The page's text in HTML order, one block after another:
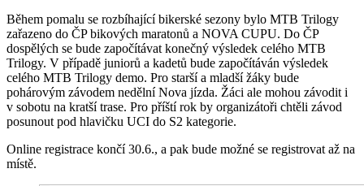
Během pomalu se rozbíhající bikerské sezony bylo MTB Trilogy
zařazeno do ČP bikových maratonů a NOVA CUPU. Do ČP
dospělých se bude započítávat konečný výsledek celého MTB
Trilogy. V případě juniorů a kadetů bude započítáván výsledek
celého MTB Trilogy demo. Pro starší a mladší žáky bude
pohárovým závodem nedělní Nova jízda. Žáci ale mohou závodit i
v sobotu na kratší trase. Pro příští rok by organizátoři chtěli závod
posunout pod hlavičku UCI do S2 kategorie.
Online registrace končí 30.6., a pak bude možné se registrovat až na
místě.